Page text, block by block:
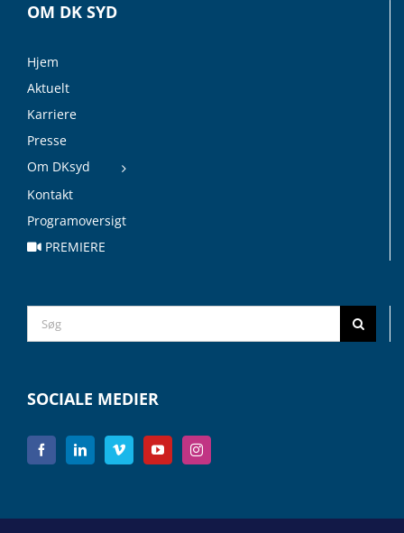
OM DK SYD
Hjem
Aktuelt
Karriere
Presse
Om DKsyd
Kontakt
Programoversigt
PREMIERE
Search
for:
SOCIALE MEDIER